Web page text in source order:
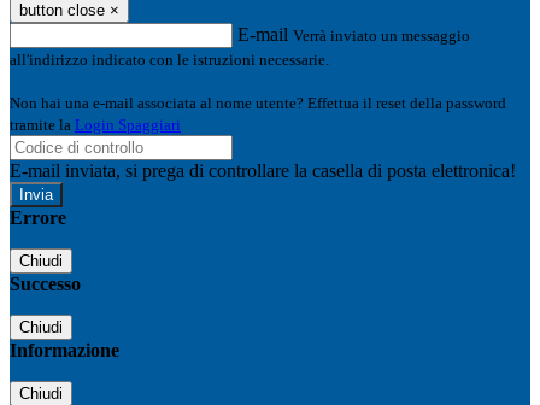
button close ×
E-mail Verrà inviato un messaggio
all'indirizzo indicato con le istruzioni necessarie.
Non hai una e-mail associata al nome utente? Effettua il reset della password
tramite la Login Spaggiari
E-mail inviata, si prega di controllare la casella di posta elettronica!
Errore
Chiudi
Successo
Chiudi
Informazione
Chiudi